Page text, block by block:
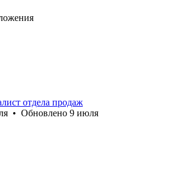
отдела продаж
• Обновлено 9 июля